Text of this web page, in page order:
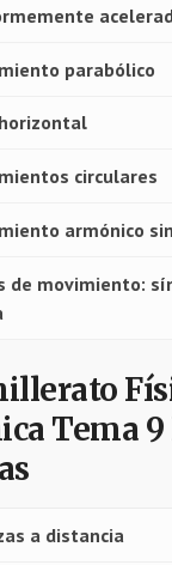
parabólico
circulares
armónico
de movimiento:
Tema 9
a distancia